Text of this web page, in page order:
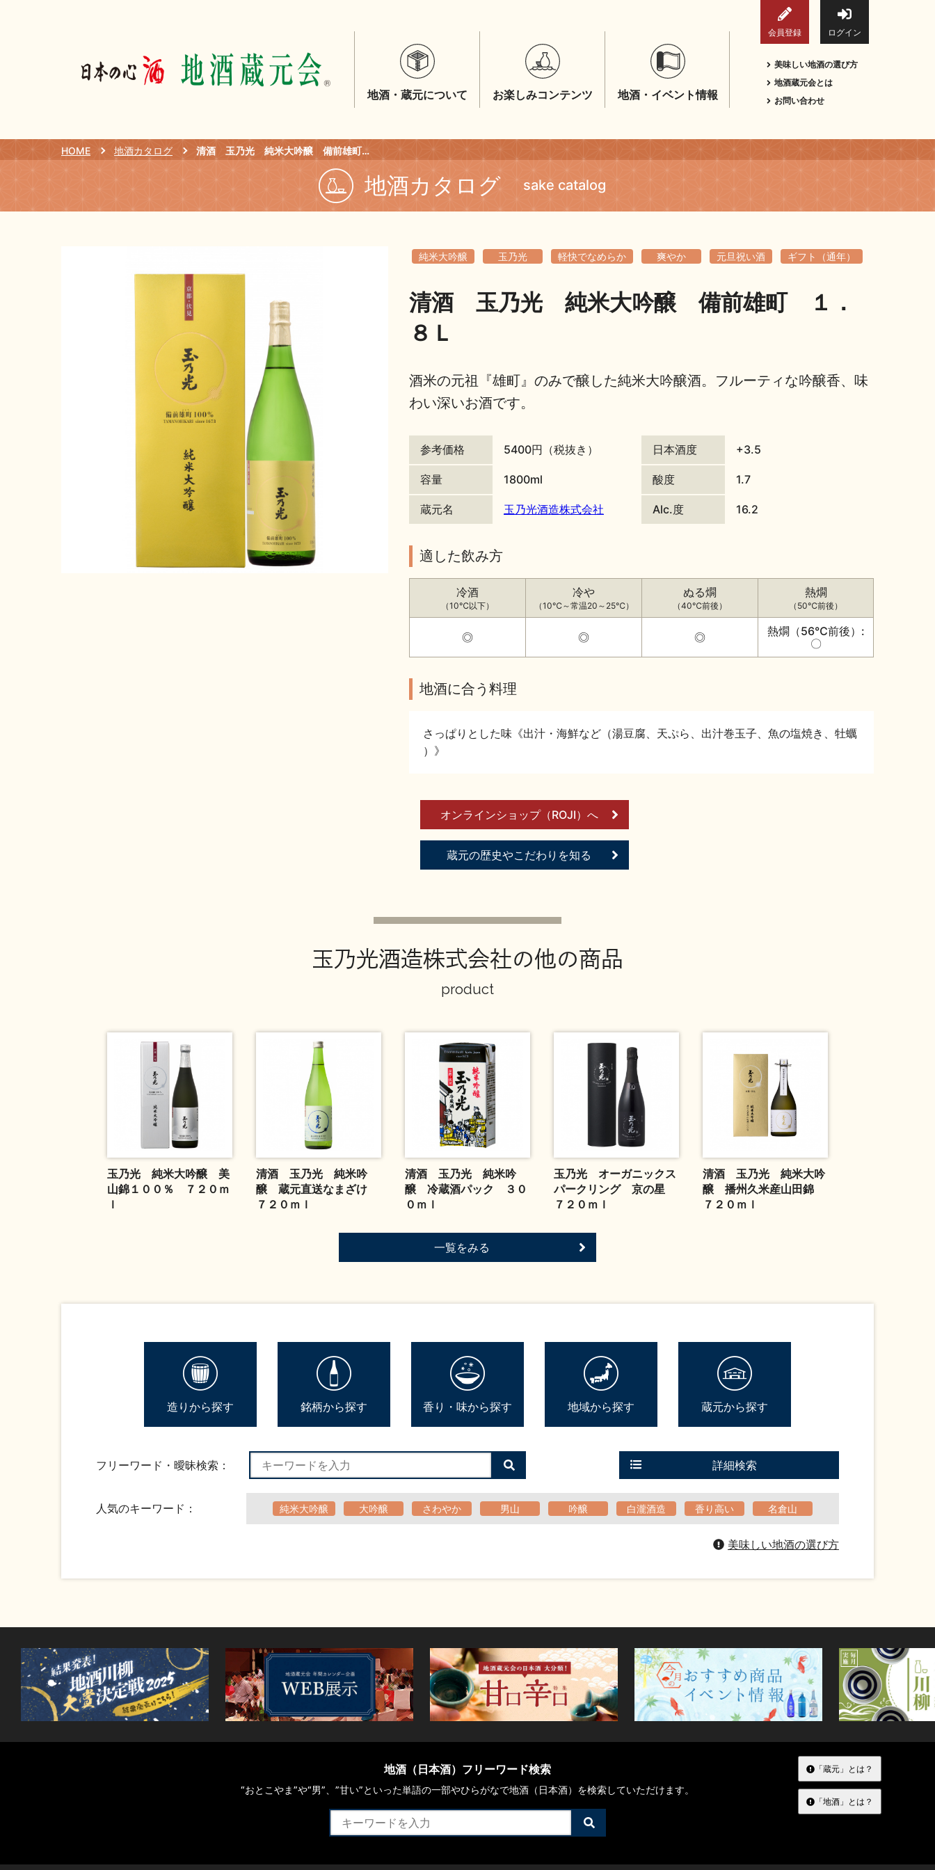
会員登録 ログイン
地酒・蔵元について お楽しみコンテンツ 地酒・イベント情報
美味しい地酒の選び方
地酒蔵元会とは
お問い合わせ
HOME 地酒カタログ 清酒 玉乃光 純米大吟醸 備前雄町 １．８Ｌ
地酒カタログ sake catalog
純米大吟醸 玉乃光 軽快でなめらか 爽やか 元旦祝い酒 ギフト（通年）
清酒 玉乃光 純米大吟醸 備前雄町 １．
８Ｌ
酒米の元祖『雄町』のみで醸した純米大吟醸酒。フルーティな吟醸香、味
わい深いお酒です。
参考価格 5400円（税抜き）
容量 1800ml
蔵元名 玉乃光酒造株式会社
日本酒度 +3.5
酸度 1.7
Alc.度 16.2
適した飲み方
冷酒
（10℃以下）
冷や
（10℃～常温20～25℃）
ぬる燗
（40℃前後）
熱燗
（50℃前後）
◎ ◎ ◎
熱燗（56℃前後）:
〇
地酒に合う料理
さっぱりとした味《出汁・海鮮など（湯豆腐、天ぷら、出汁巻玉子、魚の塩焼き、牡蠣
）》
オンラインショップ（ROJI）へ
蔵元の歴史やこだわりを知る
玉乃光酒造株式会社の他の商品
product
玉乃光 純米大吟醸 美
山錦１００％ ７２０ｍ
ｌ
清酒 玉乃光 純米吟
醸 蔵元直送なまざけ
７２０ｍｌ
清酒 玉乃光 純米吟
醸 冷蔵酒パック ３０
０ｍｌ
玉乃光 オーガニックス
パークリング 京の星
７２０ｍｌ
清酒 玉乃光 純米大吟
醸 播州久米産山田錦
７２０ｍｌ
一覧をみる
造りから探す 銘柄から探す 香り・味から探す 地域から探す 蔵元から探す
フリーワード・曖昧検索：
検
索
る
詳細検索
人気のキーワード： 純米大吟醸 大吟醸 さわやか 男山 吟醸 白瀧酒造 香り高い 名倉山
美味しい地酒の選び方
地酒（日本酒）フリーワード検索
“おとこやま”や“男”、”甘い”といった単語の一部やひらがなで地酒（日本酒）を検索していただけます。
検
索
「蔵元」とは？
「地酒」とは？